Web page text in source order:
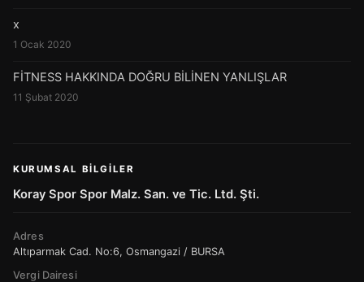
x
1 Ocak 2020
FİTNESS HAKKINDA DOĞRU BİLİNEN YANLIŞLAR
11 Şubat 2020
KURUMSAL BILGILER
Koray Spor Spor Malz. San. ve Tic. Ltd. Şti.
Adres
Altıparmak Cad. No:6, Osmangazi / BURSA
Vergi Dairesi